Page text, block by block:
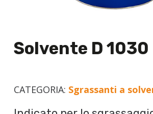
Solvente D 1030
CATEGORIA: Sgrassanti a